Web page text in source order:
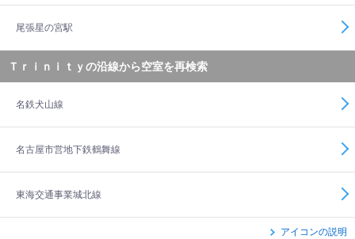
尾張星の宮駅
Ｔｒｉｎｉｔｙの沿線から空室を再検索
名鉄犬山線
名古屋市営地下鉄鶴舞線
東海交通事業城北線
アイコンの説明